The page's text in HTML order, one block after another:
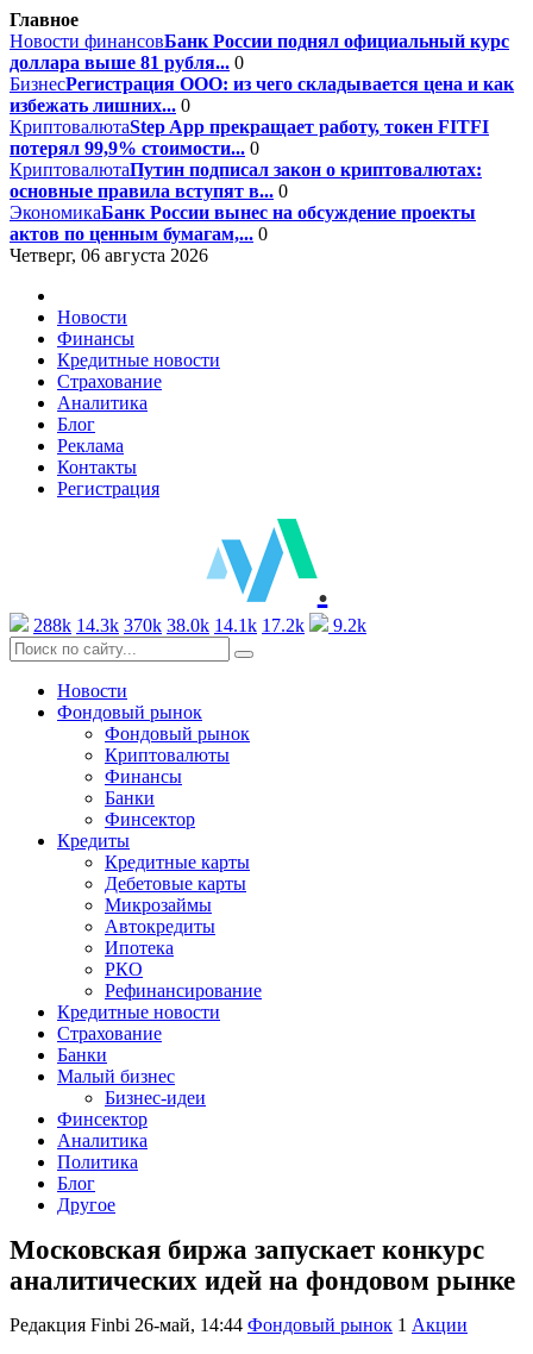
Главное
Новости финансовБанк России поднял официальный курс
доллара выше 81 рубля... 0
БизнесРегистрация ООО: из чего складывается цена и как
избежать лишних... 0
КриптовалютаStep App прекращает работу, токен FITFI
потерял 99,9% стоимости... 0
КриптовалютаПутин подписал закон о криптовалютах:
основные правила вступят в... 0
ЭкономикаБанк России вынес на обсуждение проекты
актов по ценным бумагам,... 0
Четверг, 06 августа 2026
Новости
Финансы
Кредитные новости
Страхование
Аналитика
Блог
Реклама
Контакты
Регистрация
.
288k 14.3k 370k 38.0k 14.1k 17.2k 9.2k
Новости
Фондовый рынок
Фондовый рынок
Криптовалюты
Финансы
Банки
Финсектор
Кредиты
Кредитные карты
Дебетовые карты
Микрозаймы
Автокредиты
Ипотека
РКО
Рефинансирование
Кредитные новости
Страхование
Банки
Малый бизнес
Бизнес-идеи
Финсектор
Аналитика
Политика
Блог
Другое
Московская биржа запускает конкурс
аналитических идей на фондовом рынке
Редакция Finbi 26-май, 14:44 Фондовый рынок 1 Акции